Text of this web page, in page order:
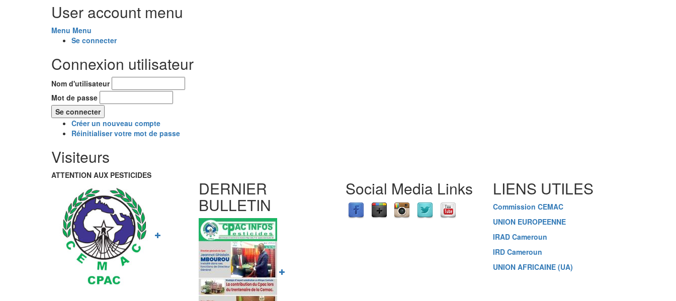
User account menu
Menu Menu
Se connecter
Connexion utilisateur
Nom d'utilisateur
Mot de passe
Créer un nouveau compte
Réinitialiser votre mot de passe
Visiteurs
ATTENTION AUX PESTICIDES
DERNIER
BULLETIN
Social Media Links LIENS UTILES
Commission CEMAC
UNION EUROPEENNE
IRAD Cameroun
IRD Cameroun
UNION AFRICAINE (UA)